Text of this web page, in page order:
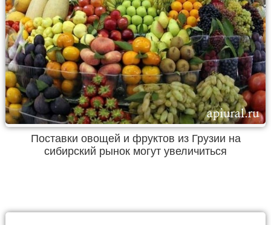
Поставки овощей и фруктов из Грузии на
сибирский рынок могут увеличиться